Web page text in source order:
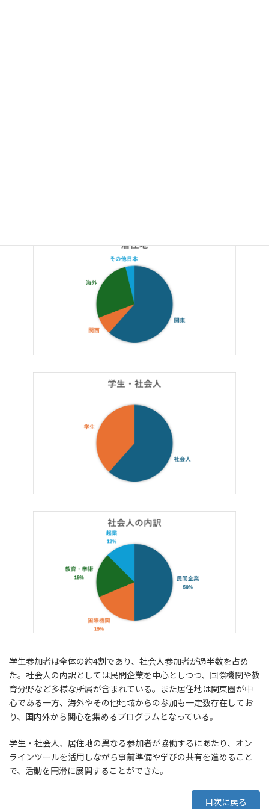
学生参加者は全体の約4割であり、社会人参加者が過半数を占め
た。社会人の内訳としては民間企業を中心としつつ、国際機関や教
育分野など多様な所属が含まれている。また居住地は関東圏が中
心である一方、海外やその他地域からの参加も一定数存在してお
り、国内外から関心を集めるプログラムとなっている。
学生・社会人、居住地の異なる参加者が協働するにあたり、オン
ラインツールを活用しながら事前準備や学びの共有を進めること
で、活動を円滑に展開することができた。
目次に戻る